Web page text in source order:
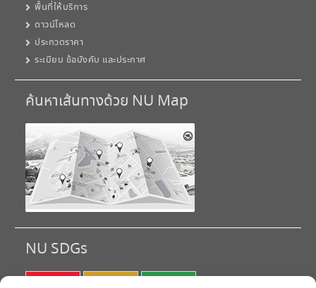
พื้นที่ให้บริการ
ดาวน์โหลด
ประกวดราคา
ระเบียบ ข้อบังคับ และประกาศ
ค้นหาเส้นทางด้วย NU Map
NU SDGs